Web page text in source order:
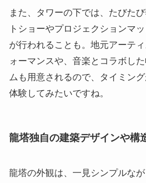
また、タワーの下では、たびた
トショーやプロジェクションマ
が行われることも。地元アーテ
ォーマンスや、音楽とコラボし
ムも用意されるので、タイミン
体験してみたいですね。
龍塔独自の建築デザインや構
龍塔の外観は、一見シンプルな